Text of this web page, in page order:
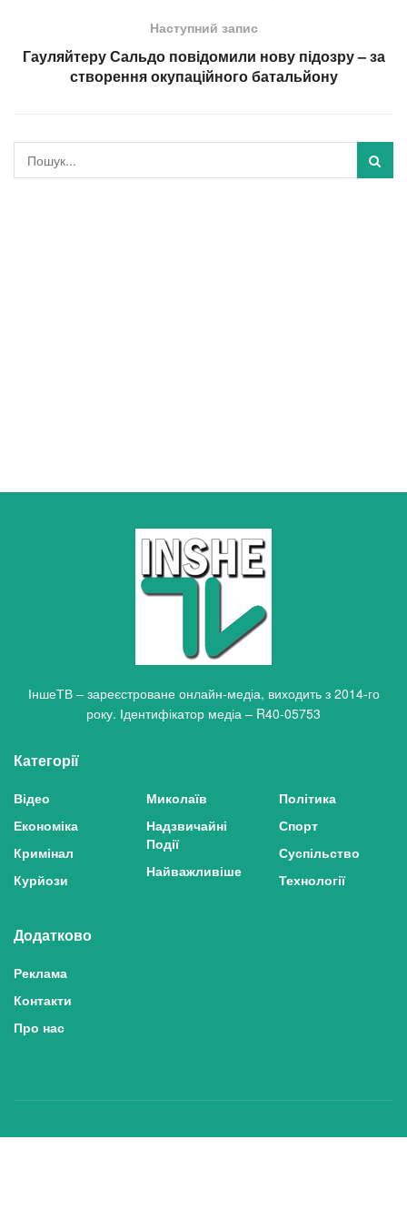
Наступний запис
Гауляйтеру Сальдо повідомили нову підозру – за
створення окупаційного батальйону
ІншеТВ – зареєстроване онлайн-медіа, виходить з 2014-го
року. Ідентифікатор медіа – R40-05753
Категорії
Відео
Економіка
Кримінал
Курйози
Миколаїв
Надзвичайні
Події
Найважливіше
Політика
Спорт
Суспільство
Технології
Додатково
Реклама
Контакти
Про нас
Політика конфіденційності та захисту персональних даних